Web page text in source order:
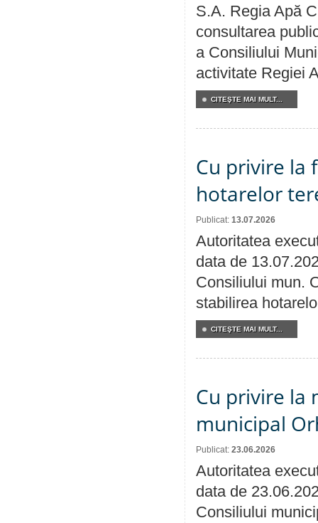
S.A. Regia Apă
consultarea
a Consiliului
activitate Regiei
CITEŞTE MAI MULT...
Cu privire la
hotarelor
Publicat: 13.07.2026
Autoritatea
data de
Consiliului mun.
stabilirea
CITEŞTE MAI MULT...
Cu privire la
municipal
Publicat: 23.06.2026
Autoritatea
data de
Consiliului